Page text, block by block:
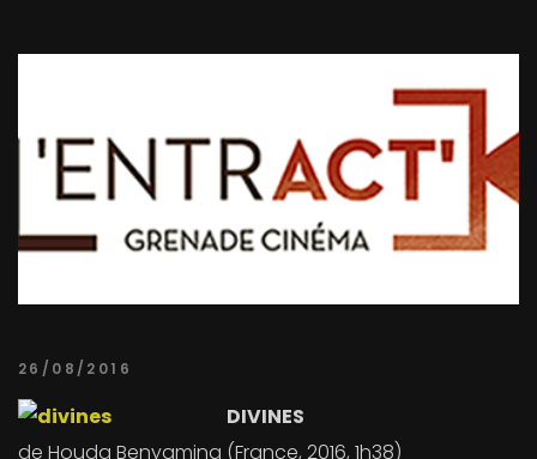
26/08/2016
DIVINES
de Houda Benyamina (France, 2016, 1h38)